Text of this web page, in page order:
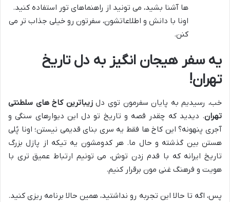
ها آشنا بشید، می تونید از راهنماهای تور استفاده کنید.
اونا با دانش و اطلاعاتشون، سفرتون رو خیلی جذاب تر می
کنن.
یه سفر هیجان انگیز به دل تاریخ
تهران!
خب، رسیدیم به پایان سفرمون توی دلزیباترین کاخ های سلطنتی
تهران. دیدید که چقدر قصه و تاریخ تو دل این دیوارهای سنگی و
آجری پنهونه؟ این کاخ ها فقط یه سری بنای قدیمی نیستن؛ اونا پُلی
هستن بین گذشته و حال ما. هر کدومشون یه تیکه از پازل بزرگ
تاریخ ایرانه که با قدم زدن توش، می تونیم ارتباط عمیق تری با
هویت و فرهنگ غنی مون برقرار کنیم.
پس، اگه تا حالا این تجربه رو نداشتید، همین حالا برنامه ریزی کنید.